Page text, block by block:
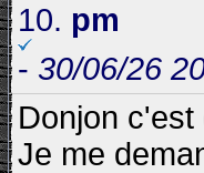
10. pm
- 30/06/26
Donjon
Je me